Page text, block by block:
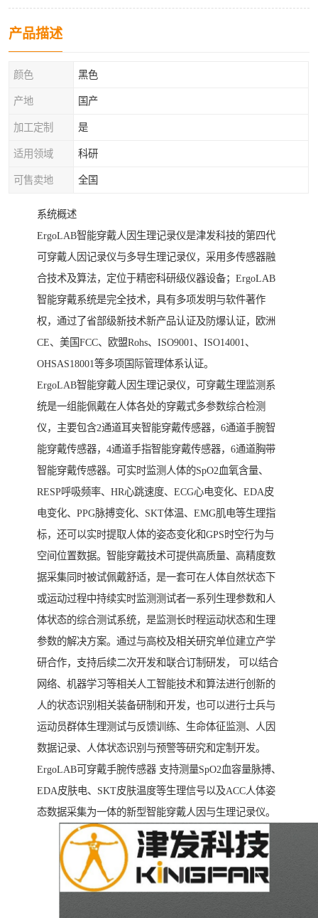
产品描述
颜色 黑色
产地 国产
加工定制 是
适用领域 科研
可售卖地 全国
系统概述
ErgoLAB智能穿戴人因生理记录仪是津发科技的第四代
可穿戴人因记录仪与多导生理记录仪，采用多传感器融
合技术及算法，定位于精密科研级仪器设备；ErgoLAB
智能穿戴系统是完全技术，具有多项发明与软件著作
权，通过了省部级新技术新产品认证及防爆认证，欧洲
CE、美国FCC、欧盟Rohs、ISO9001、ISO14001、
OHSAS18001等多项国际管理体系认证。
ErgoLAB智能穿戴人因生理记录仪，可穿戴生理监测系
统是一组能佩戴在人体各处的穿戴式多参数综合检测
仪，主要包含2通道耳夹智能穿戴传感器，6通道手腕智
能穿戴传感器，4通道手指智能穿戴传感器，6通道胸带
智能穿戴传感器。可实时监测人体的SpO2血氧含量、
RESP呼吸频率、HR心跳速度、ECG心电变化、EDA皮
电变化、PPG脉搏变化、SKT体温、EMG肌电等生理指
标，还可以实时提取人体的姿态变化和GPS时空行为与
空间位置数据。智能穿戴技术可提供高质量、高精度数
据采集同时被试佩戴舒适，是一套可在人体自然状态下
或运动过程中持续实时监测测试者一系列生理参数和人
体状态的综合测试系统，是监测长时程运动状态和生理
参数的解决方案。通过与高校及相关研究单位建立产学
研合作，支持后续二次开发和联合订制研发， 可以结合
网络、机器学习等相关人工智能技术和算法进行创新的
人的状态识别相关装备研制和开发，也可以进行士兵与
运动员群体生理测试与反馈训练、生命体征监测、人因
数据记录、人体状态识别与预警等研究和定制开发。
ErgoLAB可穿戴手腕传感器 支持测量SpO2血容量脉搏、
EDA皮肤电、SKT皮肤温度等生理信号以及ACC人体姿
态数据采集为一体的新型智能穿戴人因与生理记录仪。